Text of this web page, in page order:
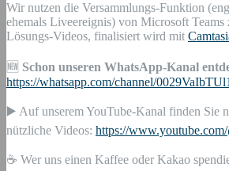
Wir nutzen die Versammlungs-Funktion
ehemals Liveereignis) von Microsoft
Lösungs-Videos, finalisiert wird mit
🆕 Schon unseren WhatsApp-Kanal
https://whatsapp.com/channel/
▶️ Auf unserem YouTube-Kanal finden Sie
nützliche Videos: https://
☕ Wer uns einen Kaffee oder Kakao